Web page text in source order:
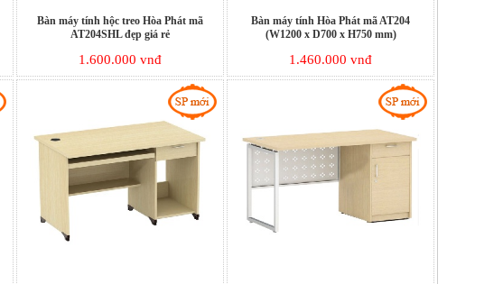
Bàn máy tính hộc treo Hòa Phát mã
AT204SHL đẹp giá rẻ
1.600.000 vnđ
Bàn máy tính Hòa Phát mã AT204
(W1200 x D700 x H750 mm)
1.460.000 vnđ